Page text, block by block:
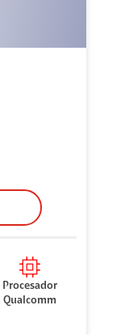
Procesador
Qualcomm